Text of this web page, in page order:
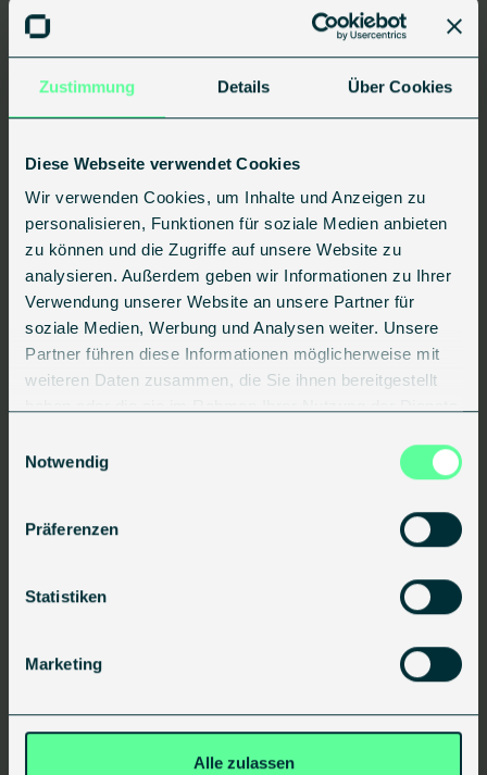
Zustimmung Details Über Cookies
Diese Webseite verwendet Cookies
Wir verwenden Cookies, um Inhalte und Anzeigen zu
personalisieren, Funktionen für soziale Medien anbieten
zu können und die Zugriffe auf unsere Website zu
analysieren. Außerdem geben wir Informationen zu Ihrer
Verwendung unserer Website an unsere Partner für
soziale Medien, Werbung und Analysen weiter. Unsere
Partner führen diese Informationen möglicherweise mit
weiteren Daten zusammen, die Sie ihnen bereitgestellt
Notwendig
Präferenzen
Statistiken
Marketing
Alle zulassen
First DGNB certification of a serial
renovation
10.07.2026•2 min
-> Read article
Press Info
Construction Site Visit in Nienburg: Serial
Refurbishment as a Practical Example for
the Heat Transition